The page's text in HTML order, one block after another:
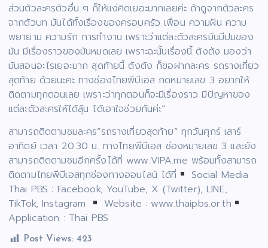
ส่วนตัวละครตัวอื่น ๆ ก็ให้แง่คิดเยอะมากเลยค่ะ ถ้าดูจากตัวละคร
จากตัวบท มันได้ทั้งเรื่องของครอบครัว เพื่อน ความฝัน ความ
พยายาม ความรัก การทำงาน เพราะว่าแต่ละตัวละครมันมีปมของ
มัน มีเรื่องราวของมันหมดเลย เพราะฉะนั้นเรื่องนี้ ตังตัง มองว่า
มันสอนอะไรเยอะมาก สุดท้ายนี้ ตังตัง ก็ขอฝากละคร รถรางเที่ยว
สุดท้าย ด้วยนะคะ ทางช่องไทยพีบีเอส กดหมายเลข 3 อยากให้
ติดตามทุกตอนเลย เพราะว่าทุกตอนก็จะมีเรื่องราว มีปัญหาของ
แต่ละตัวละครให้ได้ลุ้น ได้เอาใจช่วยกันค่ะ”
สามารถติดตามชมละคร“รถรางเที่ยวสุดท้าย” ทุกวันศุกร์ เสาร์
อาทิตย์ เวลา 20.30 น. ทางไทยพีบีเอส ช่องหมายเลข 3 และยัง
สามารถติดตามชมอีกครั้งได้ที่ www.VIPA.me พร้อมทั้งสามารถ
ติดตามไทยพีบีเอสทุกช่องทางออนไลน์ ได้ที่
Social Media
Thai PBS : Facebook, YouTube, X (Twitter), LINE,
TikTok, Instagram
Website : www.thaipbs.or.th
Application : Thai PBS
Post Views: 423